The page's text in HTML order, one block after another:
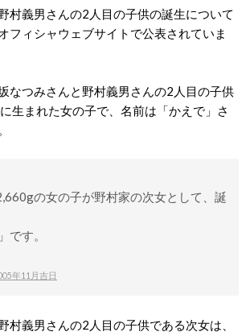
村義男さんの2人目の子供の誕生について
フィシャウェブサイトで公表されていま
なつみさんと野村義男さんの2人目の子供
生まれた女の子で、名前は「かえで」さ
の女の子が野村家の次女として、誕
です。
年11月吉日
村義男さんの2人目の子供である次女は、